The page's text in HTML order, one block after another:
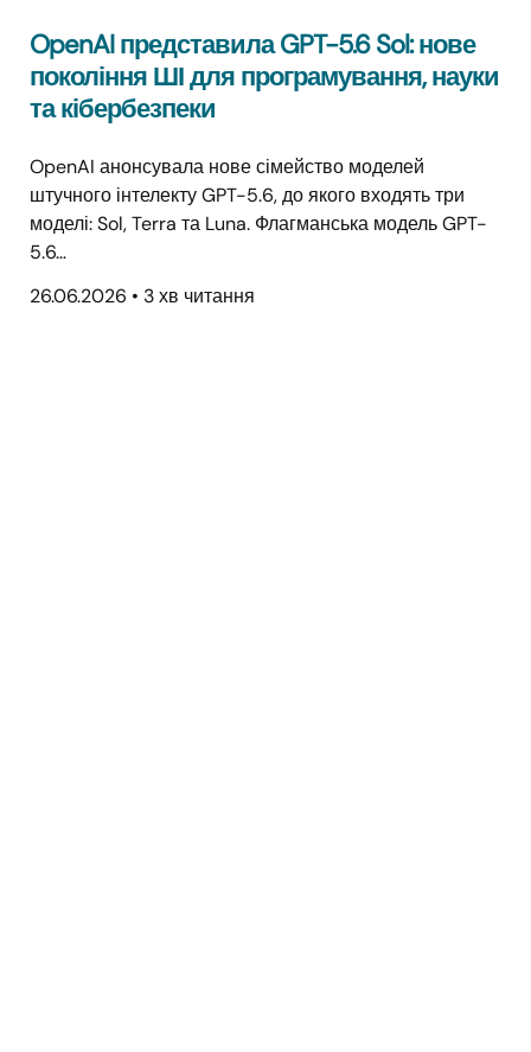
OpenAI представила GPT-5.6 Sol: нове
покоління ШІ для програмування, науки
та кібербезпеки
OpenAI анонсувала нове сімейство моделей
штучного інтелекту GPT-5.6, до якого входять три
моделі: Sol, Terra та Luna. Флагманська модель GPT-
5.6…
26.06.2026 • 3 хв читання